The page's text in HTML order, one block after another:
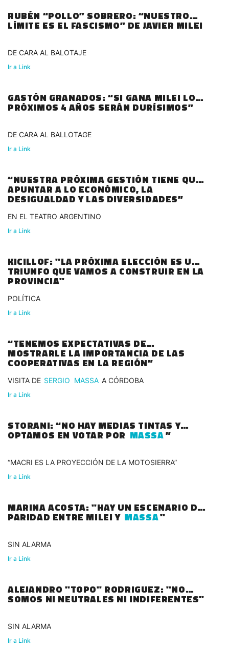
RUBÉN “POLLO” SOBRERO: “NUESTRO
LÍMITE ES EL FASCISMO” DE JAVIER MILEI
DE CARA AL BALOTAJE
Ir a Link
GASTÓN GRANADOS: “SI GANA MILEI LOS
PRÓXIMOS 4 AÑOS SERÁN DURÍSIMOS”
DE CARA AL BALLOTAGE
Ir a Link
“NUESTRA PRÓXIMA GESTIÓN TIENE QUE
APUNTAR A LO ECONÓMICO, LA
DESIGUALDAD Y LAS DIVERSIDADES”
EN EL TEATRO ARGENTINO
Ir a Link
KICILLOF: "LA PRÓXIMA ELECCIÓN ES UN
TRIUNFO QUE VAMOS A CONSTRUIR EN LA
PROVINCIA"
POLÍTICA
Ir a Link
“TENEMOS EXPECTATIVAS DE
MOSTRARLE LA IMPORTANCIA DE LAS
COOPERATIVAS EN LA REGIÓN”
VISITA DE SERGIO MASSA A CÓRDOBA
Ir a Link
STORANI: “NO HAY MEDIAS TINTAS Y
OPTAMOS EN VOTAR POR MASSA”
“MACRI ES LA PROYECCIÓN DE LA MOTOSIERRA”
Ir a Link
MARINA ACOSTA: "HAY UN ESCENARIO DE
PARIDAD ENTRE MILEI Y MASSA"
SIN ALARMA
Ir a Link
ALEJANDRO "TOPO" RODRIGUEZ: "NO
SOMOS NI NEUTRALES NI INDIFERENTES"
SIN ALARMA
Ir a Link